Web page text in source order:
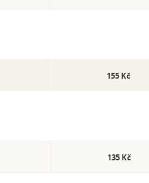
155 Kč
135 Kč